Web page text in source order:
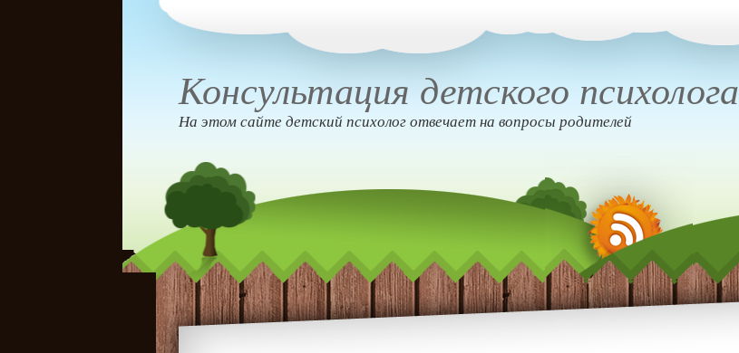
Консультация детского психолога
На этом сайте детский психолог отвечает на вопросы родителей